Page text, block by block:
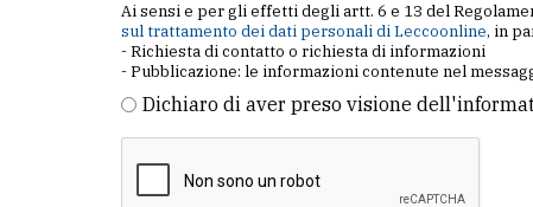
Ai sensi e per gli effetti degli artt. 6 e 13 del
sul trattamento dei dati personali di Leccoonline, in
- Richiesta di contatto o richiesta di informazioni
- Pubblicazione: le informazioni contenute nel
Dichiaro di aver preso visione